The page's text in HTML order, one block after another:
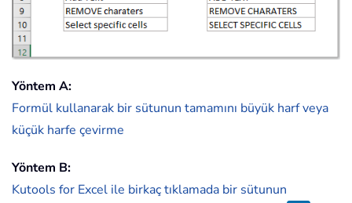
Yöntem A:
Formül kullanarak bir sütunun tamamını büyük harf veya
küçük harfe çevirme
Yöntem B:
Kutools for Excel ile birkaç tıklamada bir sütunun